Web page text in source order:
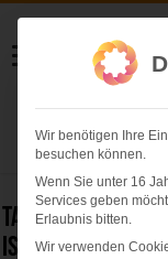
Tag Archives:
ist Doppel-
Wir benötigen Ihre
besuchen können.
Wenn Sie unter 16
Services geben
Erlaubnis bitten.
Wir verwenden